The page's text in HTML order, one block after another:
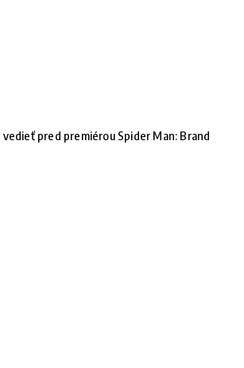
pred premiérou Spider Man: Brand